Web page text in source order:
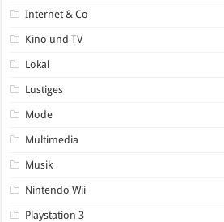
Internet & Co
Kino und TV
Lokal
Lustiges
Mode
Multimedia
Musik
Nintendo Wii
Playstation 3